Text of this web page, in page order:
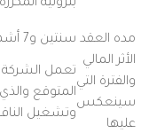
بترولية
مده العقد سنتين و7 أشهر.
الأثر المالي
والفترة التي
سينعكس
عليها
تعمل الشركة
المتوقع
وتشغيل